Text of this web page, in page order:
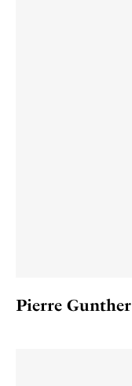
Pierre Gunther